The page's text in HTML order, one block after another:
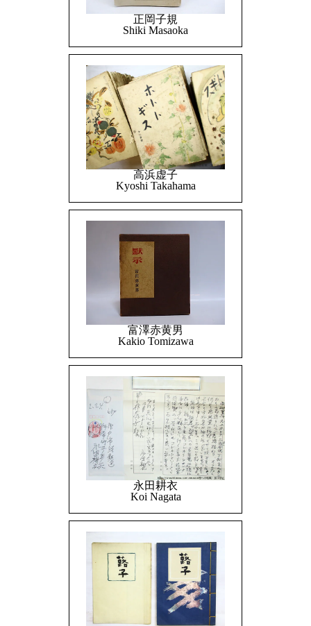
正岡子規
Shiki Masaoka
高浜虚子
Kyoshi Takahama
富澤赤黄男
Kakio Tomizawa
永田耕衣
Koi Nagata